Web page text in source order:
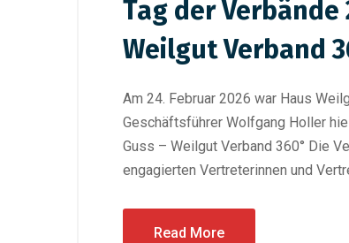
Tag der
Weilgut Verband
Am 24. Februar 2026 war Haus
Geschäftsführer Wolfgang Holler
Guss – Weilgut Verband 360° Die
engagierten Vertreterinnen und
Read More